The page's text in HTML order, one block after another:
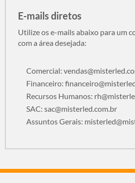
E-mails diretos
Utilize os e-mails abaixo para um
com a área desejada:
Comercial:
Financeiro:
Recursos Humanos:
SAC: sac@misterled.com.br
Assuntos Gerais: